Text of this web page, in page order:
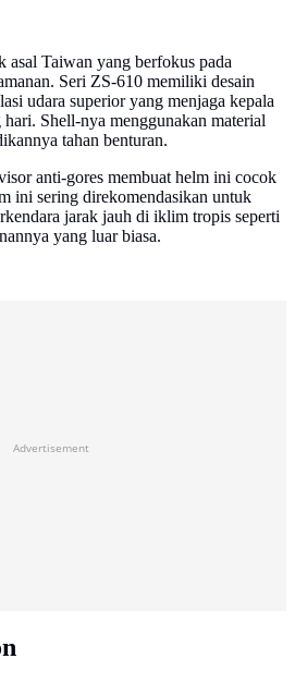
asal Taiwan yang berfokus pada
Seri ZS-610 memiliki desain
udara superior yang menjaga kepala
Shell-nya menggunakan material
tahan benturan.
anti-gores membuat helm ini cocok
ini sering direkomendasikan untuk
jarak jauh di iklim tropis seperti
yang luar biasa.
Advertisement